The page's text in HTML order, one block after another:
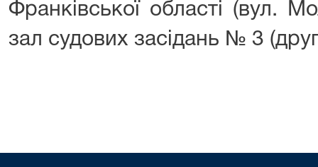
Франківської області (вул.
зал судових засідань № 3